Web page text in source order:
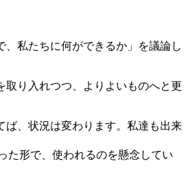
私たちに何ができるか」を議論し
取り入れつつ、よりよいものへと更
ば、状況は変わります。私達も出来
た形で、使われるのを懸念してい